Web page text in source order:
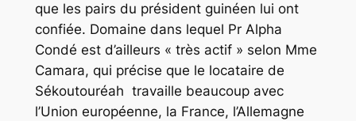
que les pairs du président guinéen lui ont
confiée. Domaine dans lequel Pr Alpha
Condé est d’ailleurs « très actif » selon Mme
Camara, qui précise que le locataire de
Sékoutouréah travaille beaucoup avec
l’Union européenne, la France, l’Allemagne